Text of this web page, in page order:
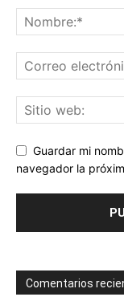
Guardar mi
navegador la
Comentarios